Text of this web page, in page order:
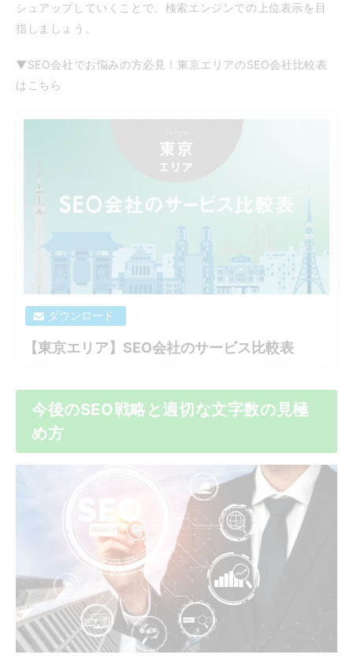
シュアップしていくことで、検索エンジンでの上位表示を目
指しましょう。
▼SEO会社でお悩みの方必見！東京エリアのSEO会社比較表
はこちら
ダウンロード
【東京エリア】SEO会社のサービス比較表
今後のSEO戦略と適切な文字数の見極
め方